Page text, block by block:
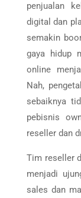
penjualan
digital dan
semakin
gaya hidup
online
Nah,
sebaiknya
pebisnis
reseller dan
Tim reseller
menjadi
sales dan